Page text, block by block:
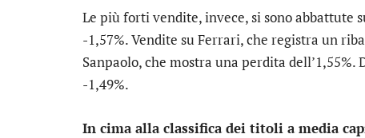
Le più forti vendite, invece, si sono abbattute
-1,57%. Vendite suFerrari, che registra un
Sanpaolo, che mostra una perdita dell’1,55%.
-1,49%.
In cima alla classifica dei titoli a media